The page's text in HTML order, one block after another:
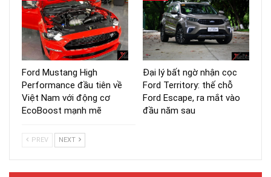
Ford Mustang High
Performance đầu tiên về
Việt Nam với động cơ
EcoBoost mạnh mẽ
Đại lý bất ngờ nhận cọc
Ford Territory: thế chỗ
Ford Escape, ra mắt vào
đầu năm sau
PREV NEXT